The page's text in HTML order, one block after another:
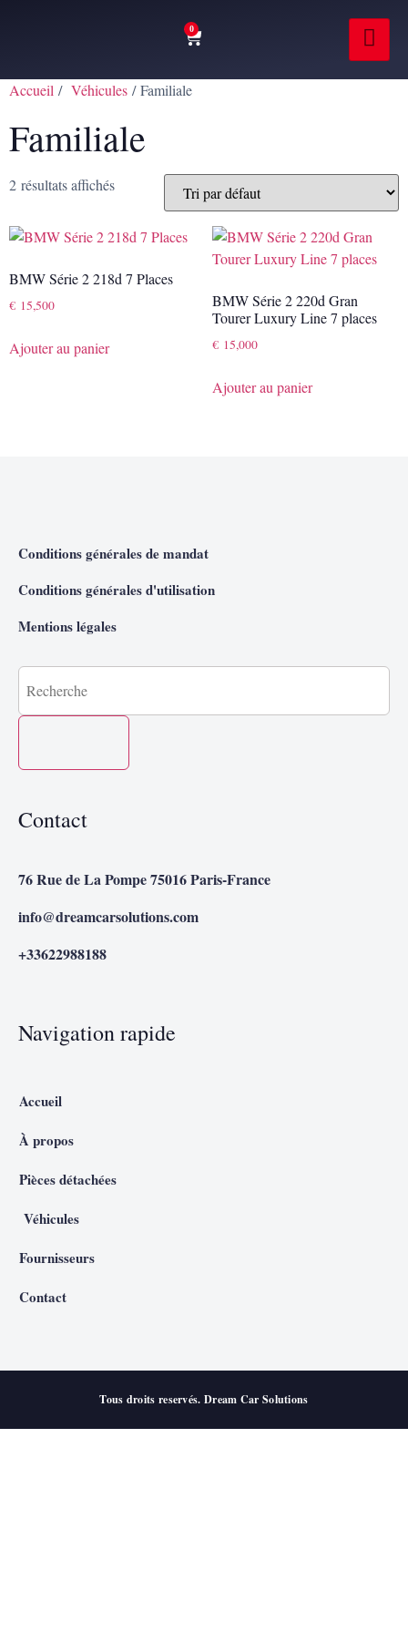
0
Accueil / Véhicules / Familiale
Familiale
2 résultats affichés
BMW Série 2 218d 7 Places
€ 15,500
Ajouter au panier
BMW Série 2 220d Gran
Tourer Luxury Line 7 places
€15,000
Ajouter au panier
Conditions générales de mandat
Conditions générales d'utilisation
Mentions légales
Contact
76 Rue de La Pompe 75016 Paris-France
info@dreamcarsolutions.com
+33622988188
Navigation rapide
Accueil
À propos
Pièces détachées
Véhicules
Fournisseurs
Contact
Tous droits reservés. Dream Car Solutions